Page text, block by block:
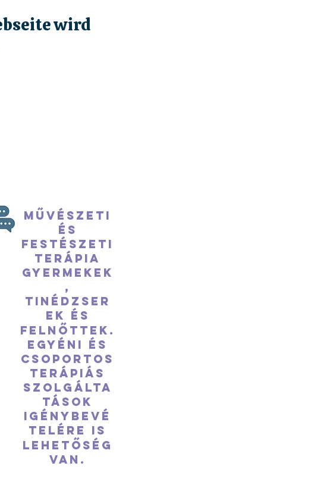
wird
Művészeti
és
festészeti
terápia
Gyermekek
,
tinédzser
ek és
felnőttek.
Egyéni és
csoportos
terápiás
szolgálta
tások
igénybevé
telére is
lehetőség
van.